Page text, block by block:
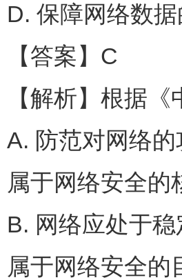
D. 保障网络数
【答案】C
【解析】根据
A. 防范对网络
属于网络安全
B. 网络应处于
属于网络安全的